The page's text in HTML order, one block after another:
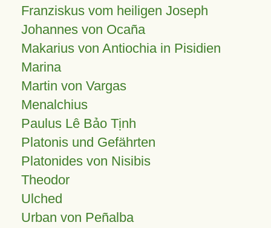
Franziskus vom heiligen Joseph
Johannes von Ocaña
Makarius von Antiochia in Pisidien
Marina
Martin von Vargas
Menalchius
Paulus Lê Bảo Tịnh
Platonis und Gefährten
Platonides von Nisibis
Theodor
Ulched
Urban von Peñalba